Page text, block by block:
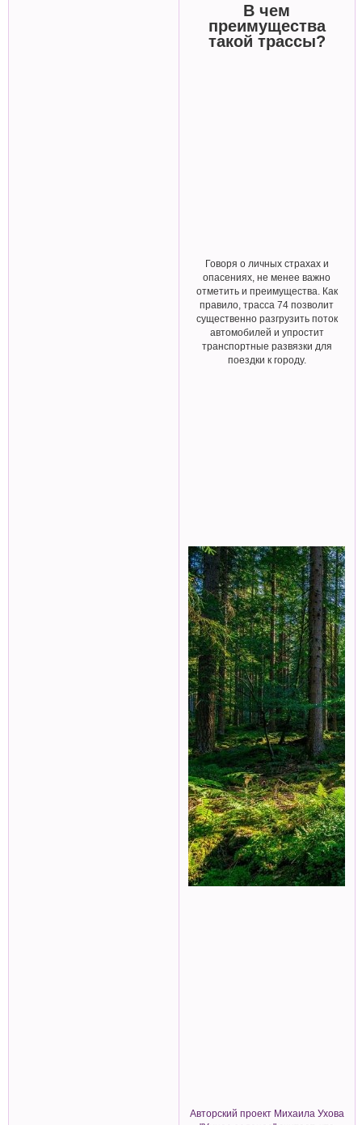
В чем
преимущества
такой трассы?
Говоря о личных страхах и
опасениях, не менее важно
отметить и преимущества. Как
правило, трасса 74 позволит
существенно разгрузить поток
автомобилей и упростит
транспортные развязки для
поездки к городу.
Авторский проект Михаила Ухова